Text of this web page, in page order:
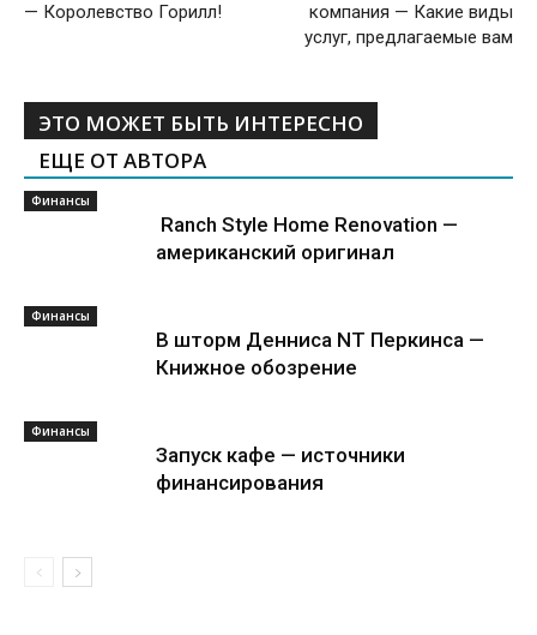
— Королевство Горилл!
компания — Какие виды
услуг, предлагаемые вам
ЭТО МОЖЕТ БЫТЬ ИНТЕРЕСНО
ЕЩЕ ОТ АВТОРА
Финансы
Ranch Style Home Renovation —
американский оригинал
Финансы
В шторм Денниса NT Перкинса —
Книжное обозрение
Финансы
Запуск кафе — источники
финансирования